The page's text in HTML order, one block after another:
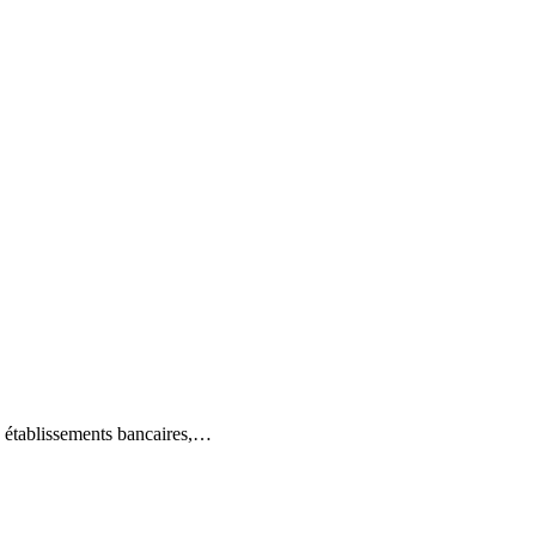
établissements bancaires,…